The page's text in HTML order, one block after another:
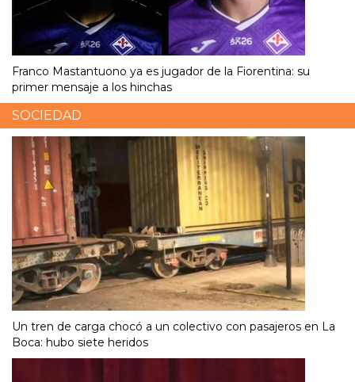
Franco Mastantuono ya es jugador de la Fiorentina: su
primer mensaje a los hinchas
SOCIEDAD
Un tren de carga chocó a un colectivo con pasajeros en La
Boca: hubo siete heridos